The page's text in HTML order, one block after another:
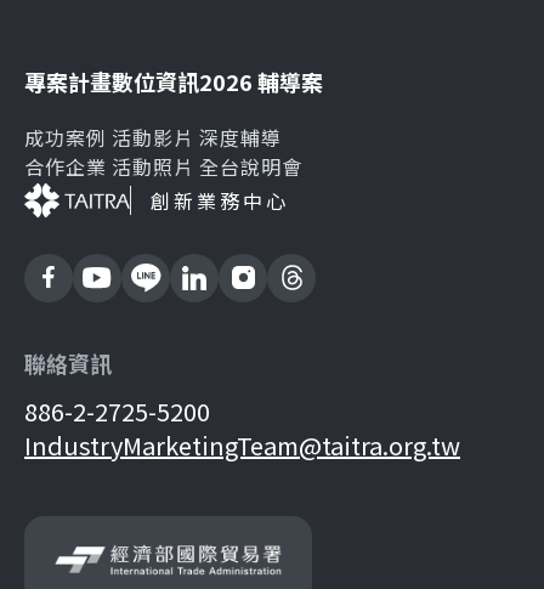
專案計畫
成功案例
合作企業
數位資訊
活動影片
活動照片
2026 輔導案
深度輔導
全台說明會
創新業務中心
聯絡資訊
886-2-2725-5200
IndustryMarketingTeam@taitra.org.tw